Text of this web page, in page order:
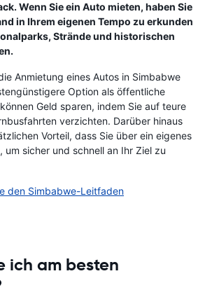
Wenn Sie ein Auto mieten, haben Sie
in Ihrem eigenen Tempo zu erkunden
Strände und historischen
Anmietung eines Autos in Simbabwe
Option als öffentliche
Geld sparen, indem Sie auf teure
verzichten. Darüber hinaus
Vorteil, dass Sie über ein eigenes
um sicher und schnell an Ihr Ziel zu
den Simbabwe-Leitfaden
ich am besten